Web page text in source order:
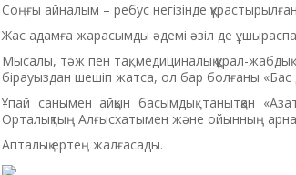
Соңғы айналым – ребус негізінде
Жас адамға жарасымды әдемі әзіл де
Мысалы, тәж пен тақ, медициналық құрал-
бірауыздан шешіп жатса, ол бар болғаны «Бас
Ұпай санымен айқын басымдық танытқан
Орталықтың Алғысхатымен және ойынның
Апталық ертең жалғасады.